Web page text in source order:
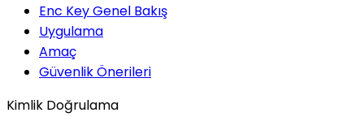
Enc Key Genel Bakış
Uygulama
Amaç
Güvenlik Önerileri
Kimlik Doğrulama